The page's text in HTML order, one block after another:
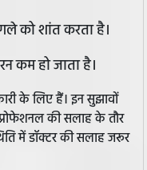
को शांत करता है।
कम हो जाता है।
के लिए हैं। इन सुझावों
की सलाह के तौर
में डॉक्टर की सलाह जरूर